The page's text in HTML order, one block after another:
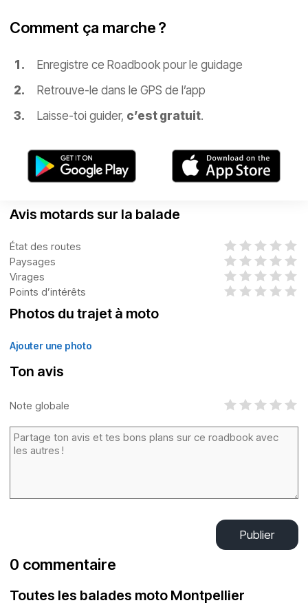
Comment ça marche ?
Enregistre ce Roadbook pour le guidage
Retrouve-le dans le GPS de l’app
Laisse-toi guider, c’est gratuit.
Avis motards sur la balade
État des routes
Paysages
Virages
Points d’intérêts
Photos du trajet à moto
Ajouter une photo
Ton avis
Note globale
Publier
0 commentaire
Toutes les balades moto Montpellier